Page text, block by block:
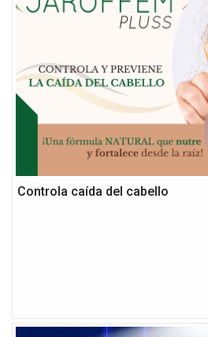
Controla caída del cabello